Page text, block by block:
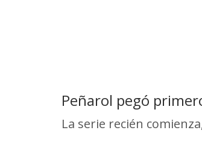
Peñarol pegó
La serie recién